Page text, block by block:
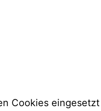
Cookies eingesetzt